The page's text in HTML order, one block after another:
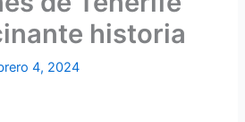
historia
4, 2024